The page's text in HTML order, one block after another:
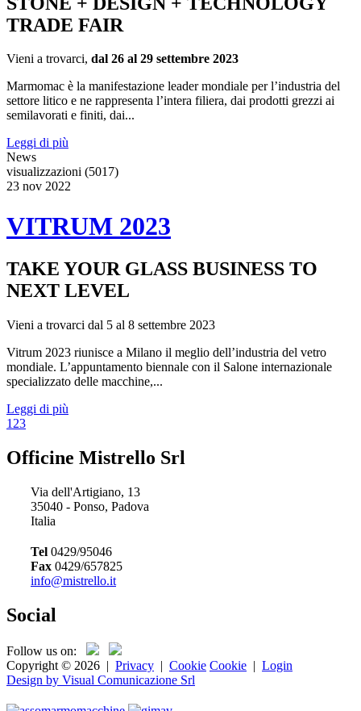
TRADE FAIR
Vieni a trovarci, dal 26 al 29 settembre 2023
Marmomac è la manifestazione leader mondiale per l’industria del
settore litico e ne rappresenta l’intera filiera, dai prodotti grezzi ai
semilavorati e finiti, dai...
Leggi di più
News
visualizzazioni (5017)
23 nov 2022
VITRUM 2023
TAKE YOUR GLASS BUSINESS TO
NEXT LEVEL
Vieni a trovarci dal 5 al 8 settembre 2023
Vitrum 2023 riunisce a Milano il meglio dell’industria del vetro
mondiale. L’appuntamento biennale con il Salone internazionale
specializzato delle macchine,...
Leggi di più
1 23
Officine Mistrello Srl
Via dell'Artigiano, 13
35040 - Ponso, Padova
Italia
Tel 0429/95046
Fax 0429/657825
info@mistrello.it
Social
Follow us on:
Copyright © 2026 | Privacy | Cookie Cookie | Login
Design by Visual Comunicazione Srl